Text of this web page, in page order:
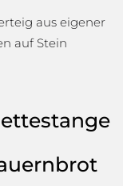
aus eigener
auf Stein